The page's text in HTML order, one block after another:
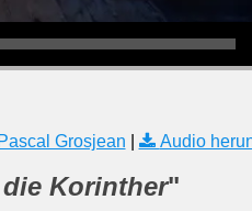
Grosjean Audio
Korinther"